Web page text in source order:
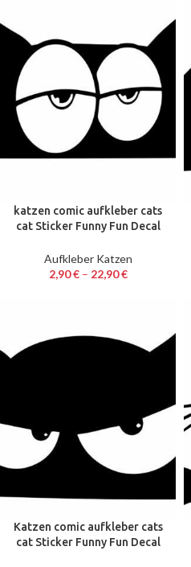
katzen comic aufkleber cats
cat Sticker Funny Fun Decal
Aufkleber Katzen
2,90€– 22,90€
Katzen comic aufkleber cats
cat Sticker Funny Fun Decal